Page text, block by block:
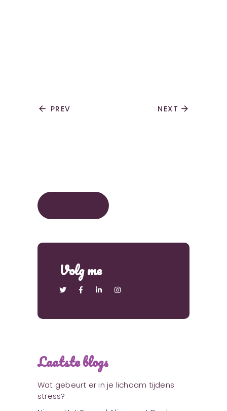
arrow_back PREV NEXT arrow_forward
Volg me
Laatste blogs
Wat gebeurt er in je lichaam tijdens
stress?